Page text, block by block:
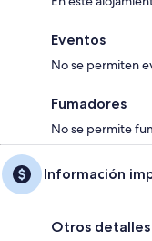
Eventos
No se permiten
Fumadores
No se permite
Información
Otros detalles